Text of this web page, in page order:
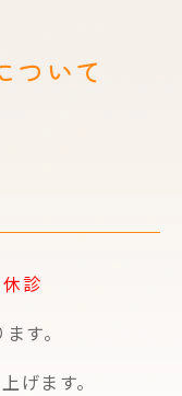
ついて
診
す。
げます。